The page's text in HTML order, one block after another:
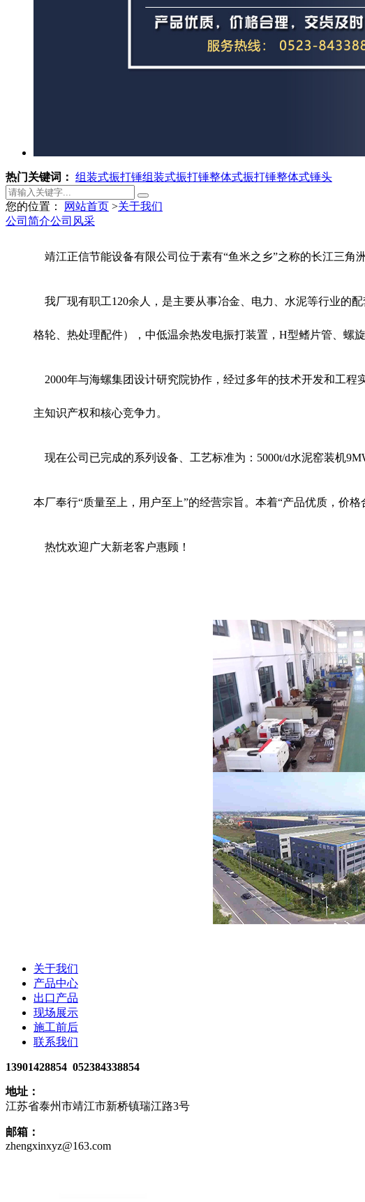
热门关键词： 组装式振打锤组装式振打锤整体式振打锤整体式锤头
您的位置： 网站首页 >关于我们
公司简介公司风采
靖江正信节能设备有限公司位于素有“鱼米之乡”之称的长江三角
我厂现有职工120余人，是主要从事冶金、电力、水泥等行业的
格轮、热处理配件），中低温余热发电振打装置，H型鳍片管、螺
2000年与海螺集团设计研究院协作，经过多年的技术开发和工程
主知识产权和核心竞争力。
现在公司已完成的系列设备、工艺标准为：5000t/d水泥窑装机
本厂奉行“质量至上，用户至上”的经营宗旨。本着“产品优质，价
热忱欢迎广大新老客户惠顾！
关于我们
产品中心
出口产品
现场展示
施工前后
联系我们
13901428854 052384338854
地址：
江苏省泰州市靖江市新桥镇瑞江路3号
邮箱：
zhengxinxyz@163.com